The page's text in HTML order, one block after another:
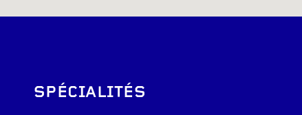
SPÉCIALITÉS